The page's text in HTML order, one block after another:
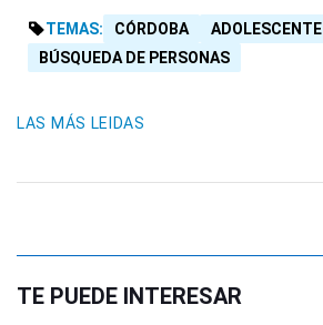
TEMAS: CÓRDOBA
ADOLESCENTE
BÚSQUEDA DE PERSONAS
LAS MÁS LEIDAS
TE PUEDE INTERESAR